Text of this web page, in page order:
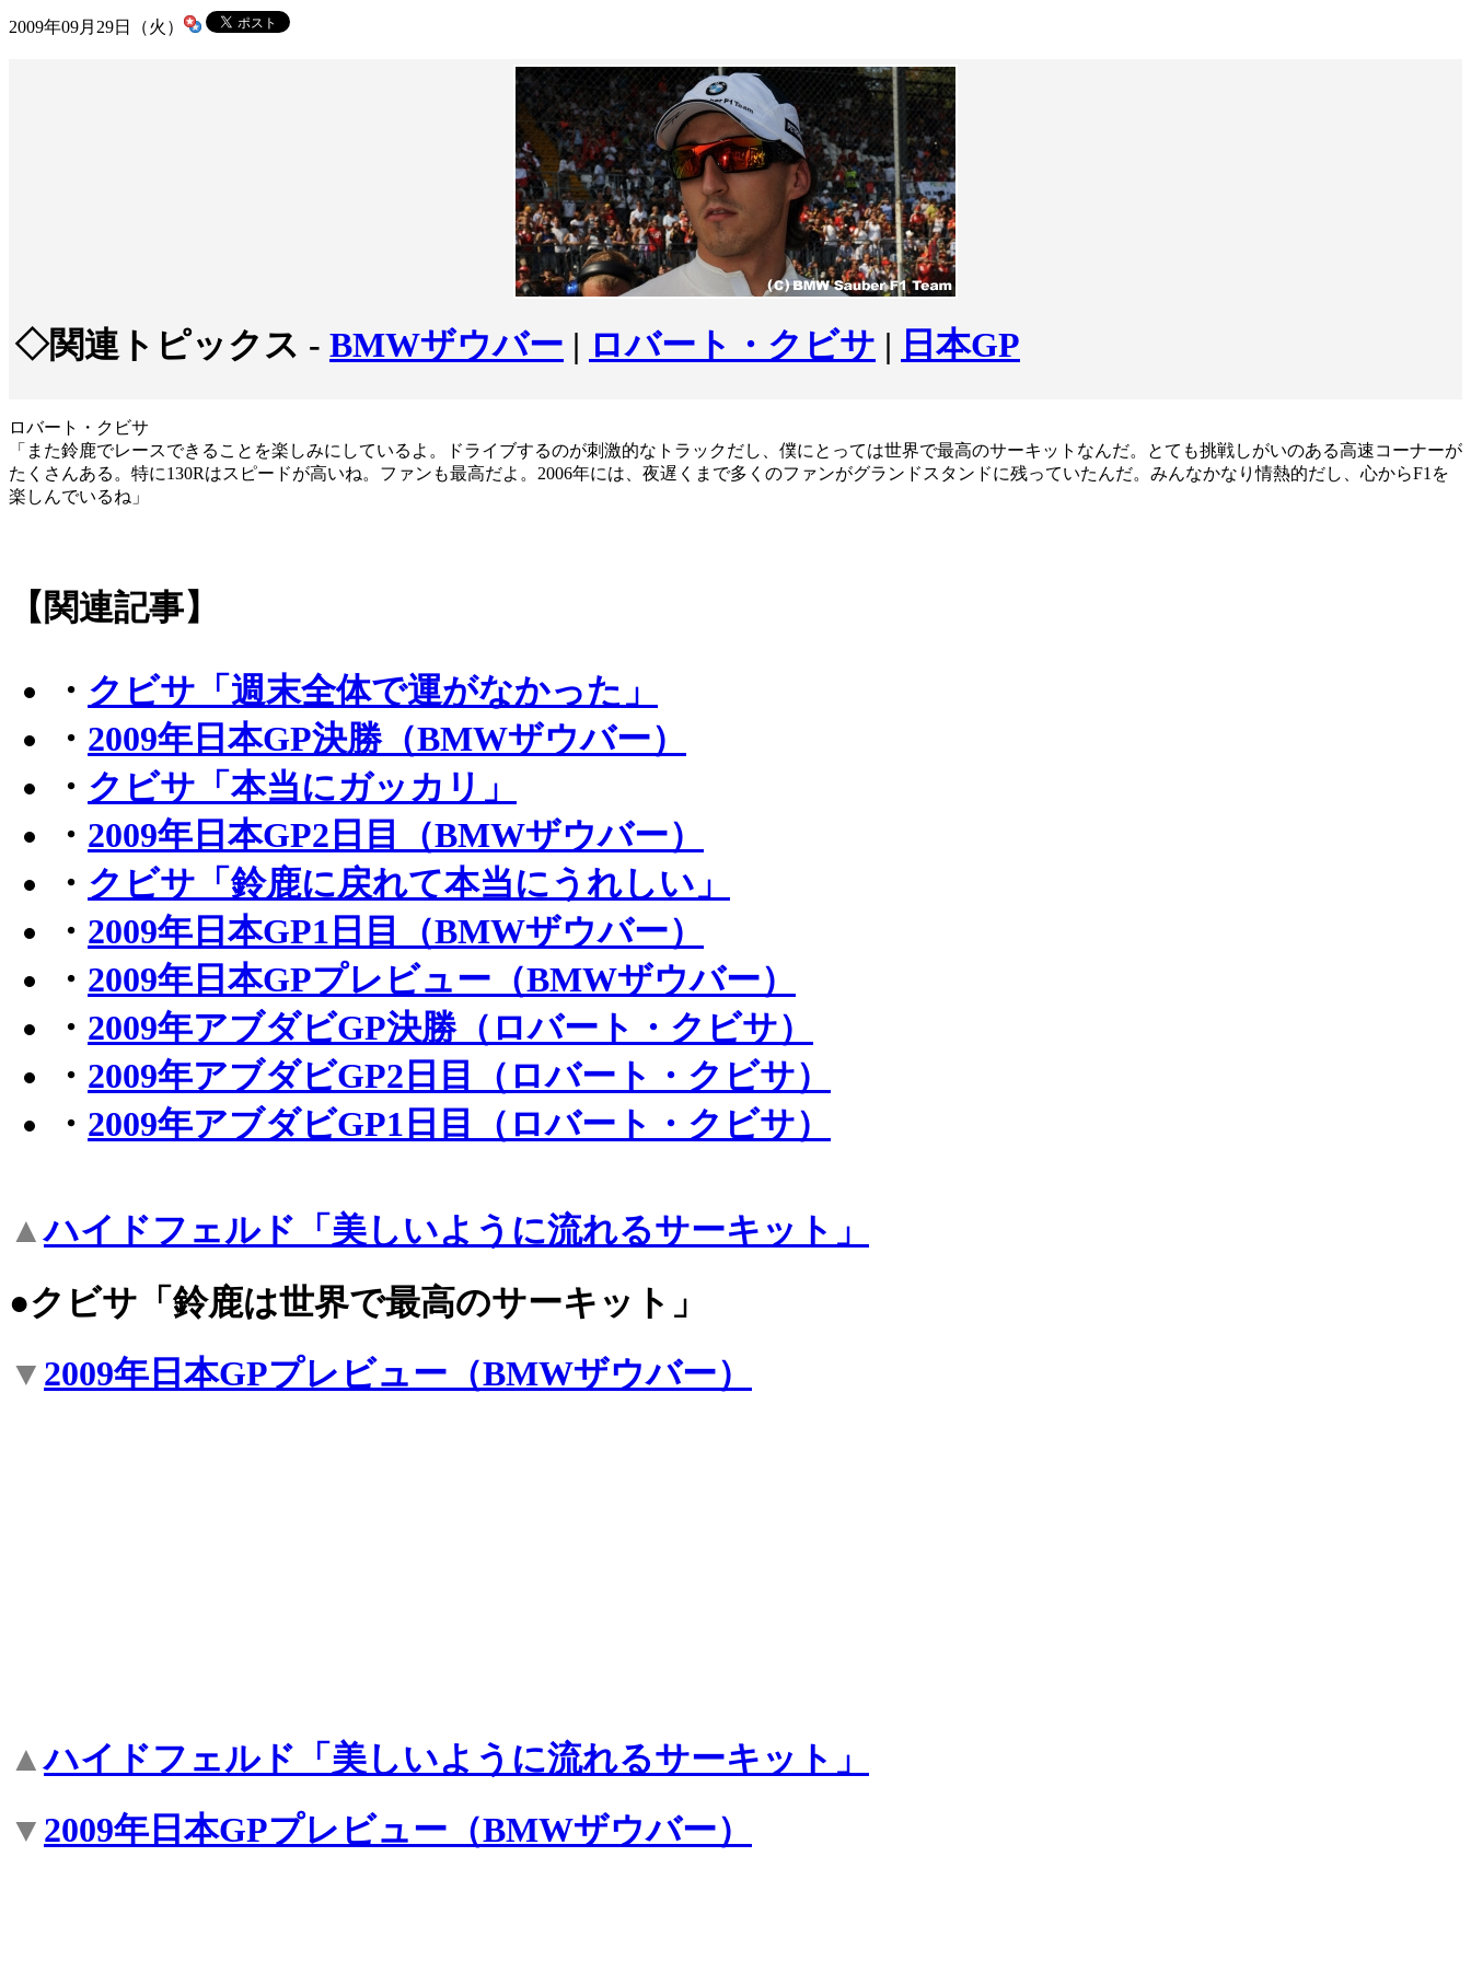
2009年09月29日（火）
◇関連トピックス - BMWザウバー | ロバート・クビサ | 日本GP
ロバート・クビサ
「また鈴鹿でレースできることを楽しみにしているよ。ドライブするのが刺激的なトラックだし、僕にとっては世界で最高のサーキットなんだ。とても挑戦しがいのある高速コーナーが
たくさんある。特に130Rはスピードが高いね。ファンも最高だよ。2006年には、夜遅くまで多くのファンがグランドスタンドに残っていたんだ。みんなかなり情熱的だし、心からF1を
楽しんでいるね」
【関連記事】
・ クビサ「週末全体で運がなかった」
・ 2009年日本GP決勝（BMWザウバー）
・ クビサ「本当にガッカリ」
・ 2009年日本GP2日目（BMWザウバー）
・ クビサ「鈴鹿に戻れて本当にうれしい」
・ 2009年日本GP1日目（BMWザウバー）
・ 2009年日本GPプレビュー（BMWザウバー）
・ 2009年アブダビGP決勝（ロバート・クビサ）
・ 2009年アブダビGP2日目（ロバート・クビサ）
・ 2009年アブダビGP1日目（ロバート・クビサ）
▲ハイドフェルド「美しいように流れるサーキット」
●クビサ「鈴鹿は世界で最高のサーキット」
▼ 2009年日本GPプレビュー（BMWザウバー）
▲ハイドフェルド「美しいように流れるサーキット」
▼ 2009年日本GPプレビュー（BMWザウバー）